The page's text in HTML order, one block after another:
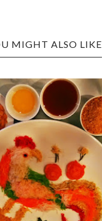
MIGHT ALSO LIKE